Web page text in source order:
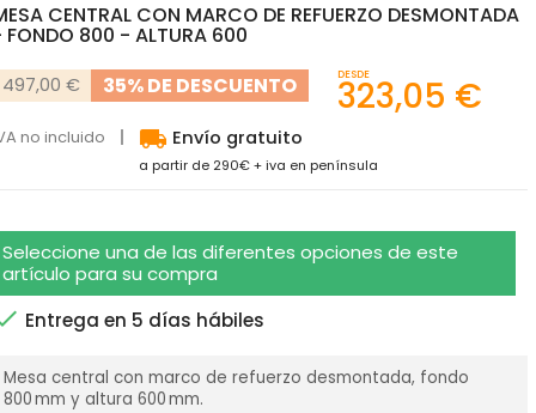
CENTRAL CON MARCO DE REFUERZO DESMONTADA
800 - ALTURA 600
497,00 € 35% DE DESCUENTO DESDE
323,05 €
no incluido local_shipping Envío gratuito
a partir de 290€ + iva en península
Seleccione una de las diferentes opciones de este
artículo para su compra
Entrega en 5 días hábiles
Mesa central con marco de refuerzo desmontada, fondo
800 mm y altura 600 mm.